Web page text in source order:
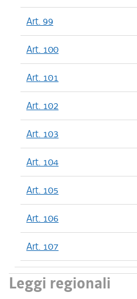
Art. 99
Art. 100
Art. 101
Art. 102
Art. 103
Art. 104
Art. 105
Art. 106
Art. 107
Leggi regionali